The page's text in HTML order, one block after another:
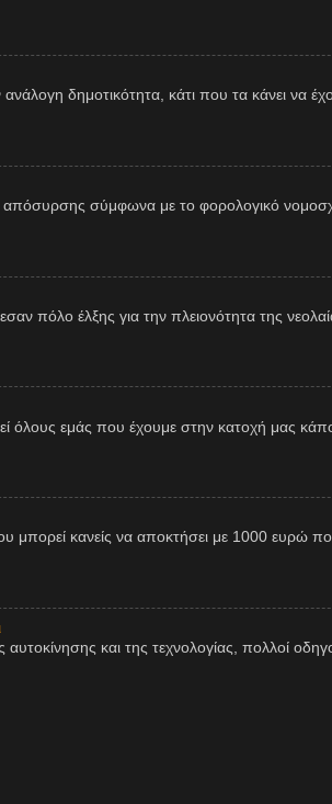
δημοτικότητα, κάτι που τα κάνει να
απόσυρσης σύμφωνα με το φορολογικό
πόλο έλξης για την πλειονότητα της
όλους εμάς που έχουμε στην κατοχή μας
μπορεί κανείς να αποκτήσει με 1000 ευρώ
και της τεχνολογίας, πολλοί